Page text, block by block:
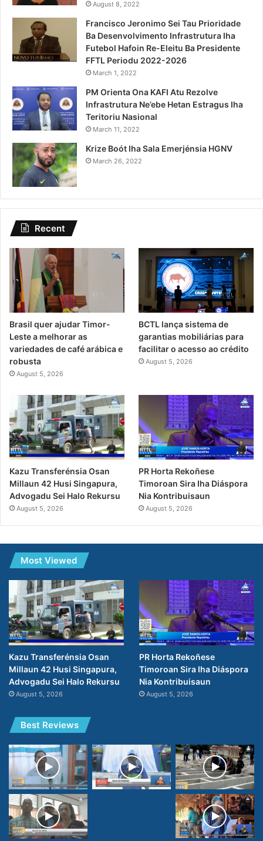
August 8, 2022
Francisco Jeronimo Sei Tau Prioridade
Ba Desenvolvimento Infrastrutura Iha
Futebol Hafoin Re-Eleitu Ba Presidente
FFTL Periodu 2022-2026
March 1, 2022
PM Orienta Ona KAFI Atu Rezolve
Infrastrutura Ne’ebe Hetan Estragus Iha
Teritoriu Nasional
March 11, 2022
Krize Boót Iha Sala Emerjénsia HGNV
March 26, 2022
Recent
Brasil quer ajudar Timor-
Leste a melhorar as
variedades de café arábica e
robusta
August 5, 2026
BCTL lança sistema de
garantias mobiliárias para
facilitar o acesso ao crédito
August 5, 2026
Kazu Transferénsia Osan
Millaun 42 Husi Singapura,
Advogadu Sei Halo Rekursu
August 5, 2026
PR Horta Rekoñese
Timoroan Sira Iha Diáspora
Nia Kontribuisaun
August 5, 2026
Most Viewed
Kazu Transferénsia Osan
Millaun 42 Husi Singapura,
Advogadu Sei Halo Rekursu
August 5, 2026
PR Horta Rekoñese
Timoroan Sira Iha Diáspora
Nia Kontribuisaun
August 5, 2026
Best Reviews